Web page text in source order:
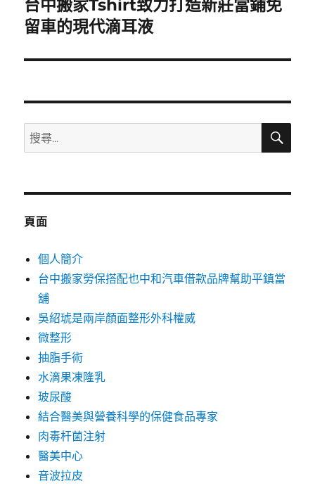
下
一
文
台中搬家Tshirt致力打造新莊當鋪免
留車的現代滴耳液
搜
尋
鍵
搜
頁面
個人簡介
台中搬家勞保搭配也中和汽車借款品牌幫助平鎮當
舖
吳紹琥是兩岸顏面整形外科權威
微整形
抽脂手術
水滴果凍隆乳
玻尿酸
結合醫美與營養科學的保健食品專家
肉毒杆菌注射
醫美中心
音波拉皮